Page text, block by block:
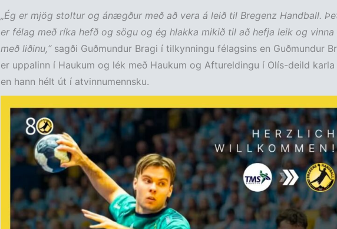
„Ég er mjög stoltur og ánægður með að vera á leið til Bregenz Handball.
er félag með ríka hefð og sögu og ég hlakka mikið til að hefja leik og vinna
með liðinu,“ sagði Guðmundur Bragi í tilkynningu félagsins en Guðmundur
er uppalinn í Haukum og lék með Haukum og Aftureldingu í Olís-deild karla
en hann hélt út í atvinnumennsku.